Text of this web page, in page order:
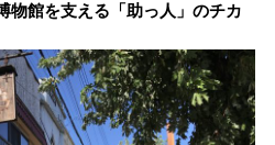
物館を支える「助っ人」のチカ